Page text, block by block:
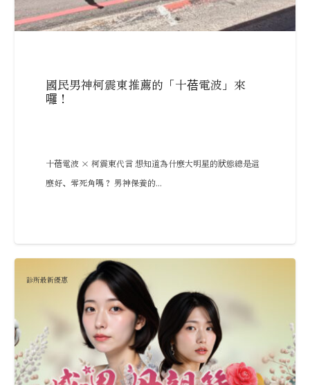
國民男神柯震東推薦的「十蓓電波」來
囉！
十蓓電波 × 柯震東代言 想知道為什麼大明星的狀態總是這
麼好、零死角嗎？ 男神保養的...
診所最新優惠